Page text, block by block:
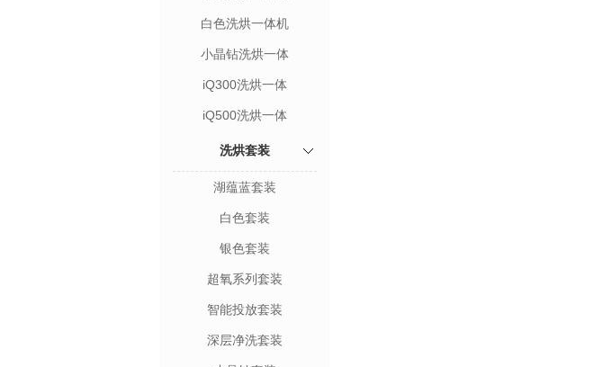
白色洗烘一体机
小晶钻洗烘一体
iQ300洗烘一体
iQ500洗烘一体
洗烘套装
湖蕴蓝套装
白色套装
银色套装
超氧系列套装
智能投放套装
深层净洗套装